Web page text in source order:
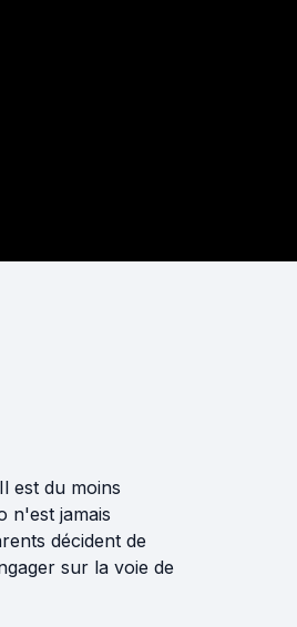
est du moins
n'est jamais
décident de
sur la voie de